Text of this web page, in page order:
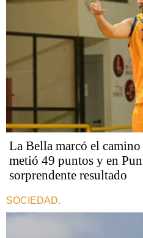
La Bella marcó el
metió 49 puntos y en
sorprendente resultado
SOCIEDAD.